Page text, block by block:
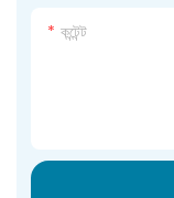
কন্টেন্ট